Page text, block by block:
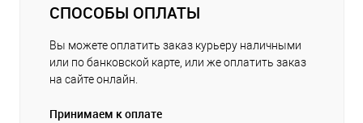
СПОСОБЫ ОПЛАТЫ
Вы можете оплатить заказ курьеру наличными
или по банковской карте, или же оплатить заказ
на сайте онлайн.
Принимаем к оплате